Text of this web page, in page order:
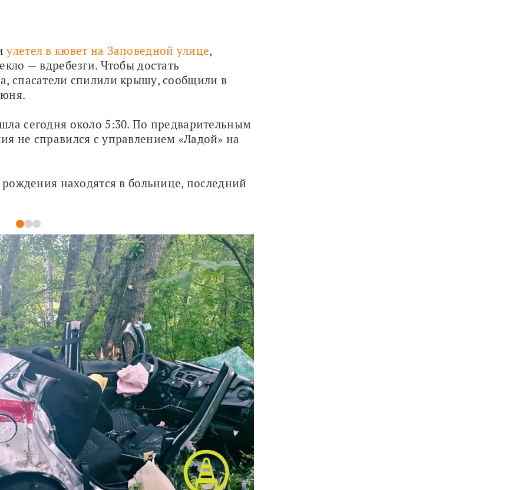
улетел в кювет на Заповедной улице,
— вдребезги. Чтобы достать
спасатели спилили крышу, сообщили в
сегодня около 5:30. По предварительным
не справился с управлением «Ладой» на
находятся в больнице, последний
1 2 3